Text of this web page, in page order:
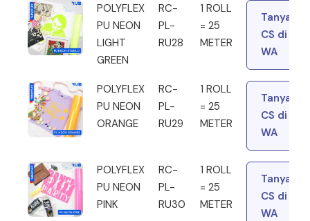
POLYFLEX
PU NEON
LIGHT
GREEN
RC-
PL-
RU28
1 ROLL
= 25
METER
Tanya
CS di
WA
POLYFLEX
PU NEON
ORANGE
RC-
PL-
RU29
1 ROLL
= 25
METER
Tanya
CS di
WA
POLYFLEX
PU NEON
PINK
RC-
PL-
RU30
1 ROLL
= 25
METER
Tanya
CS di
WA